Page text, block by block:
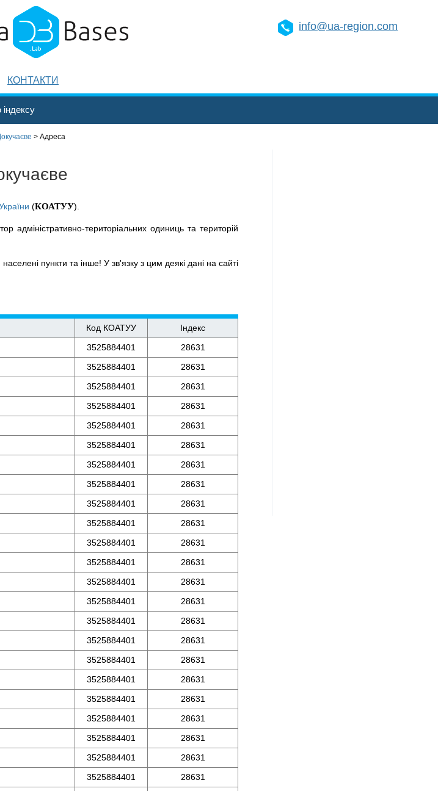
info@ua-region.com
КОНТАКТИ
> Адреса
(КОАТУУ).
адміністративно-територіальних одиниць та територій
пункти та інше! У зв'язку з цим деякі дані на сайті
Код КОАТУУ
Індекс
3525884401
28631
3525884401
28631
3525884401
28631
3525884401
28631
3525884401
28631
3525884401
28631
3525884401
28631
3525884401
28631
3525884401
28631
3525884401
28631
3525884401
28631
3525884401
28631
3525884401
28631
3525884401
28631
3525884401
28631
3525884401
28631
3525884401
28631
3525884401
28631
3525884401
28631
3525884401
28631
3525884401
28631
3525884401
28631
3525884401
28631